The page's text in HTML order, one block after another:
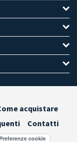
acquistare
Contatti
cookie